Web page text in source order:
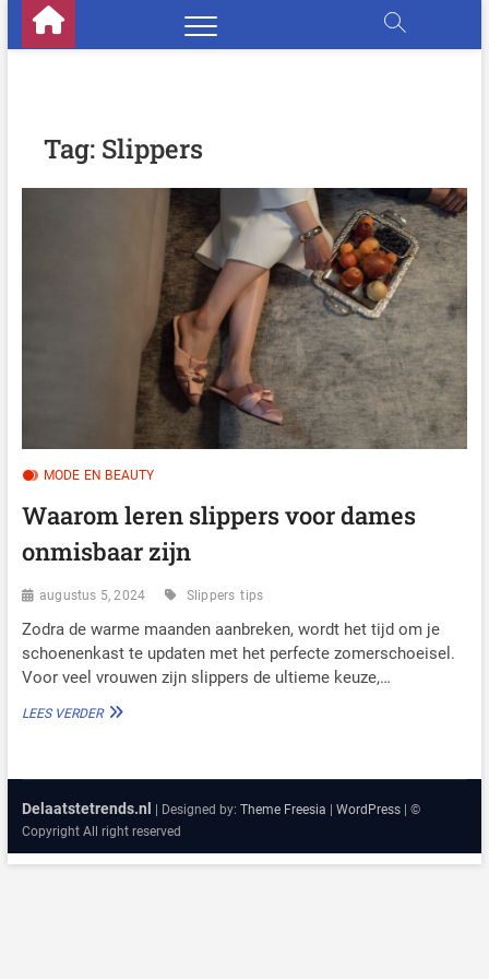
Skip
Tag: Slippers
MODE EN BEAUTY
Waarom leren slippers voor dames
onmisbaar zijn
augustus 5, 2024 Slippers tips
Zodra de warme maanden aanbreken, wordt het tijd om je
schoenenkast te updaten met het perfecte zomerschoeisel.
Voor veel vrouwen zijn slippers de ultieme keuze,…
LEES VERDERWAAROM
ONMISBAAR
ZIJN
Delaatstetrends.nl | Designed by: Theme Freesia WordPress| ©
Copyright All right reserved